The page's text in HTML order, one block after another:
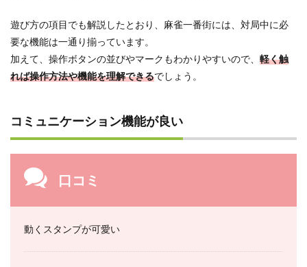
遊び方の項目でも解説したとおり、麻雀一番街には、対局中に必
要な機能は一通り揃っています。
加えて、操作ボタンの並びやマークもわかりやすいので、 軽く触
れば操作方法や機能を理解できるでしょう。
コミュニケーション機能が良い
口コミ
動くスタンプが可愛い